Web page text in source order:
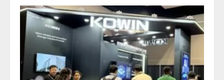
1
2026/08/07/17:53:45
2
lmessage、MCP接続機能を強化
し、AIから設定操作できる機能を
2026/08/07/13:53:50